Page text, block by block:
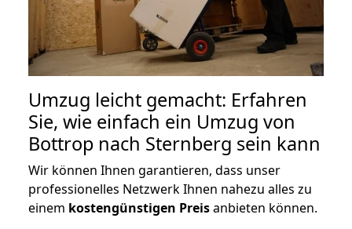
Umzug leicht gemacht: Erfahren
Sie, wie einfach ein Umzug von
Bottrop nach Sternberg sein kann
Wir können Ihnen garantieren, dass unser
professionelles Netzwerk Ihnen nahezu alles zu
einem kostengünstigen Preisanbieten können.